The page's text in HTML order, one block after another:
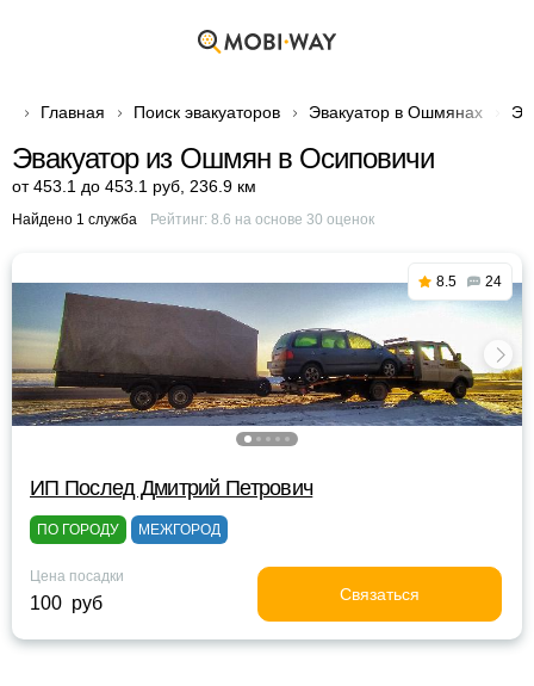
Главная Поиск эвакуаторов Эвакуатор в Ошмянах
Эвакуатор из Ошмян в Осиповичи
от 453.1 до 453.1 руб 236.9 км
Найдено 1 служба Рейтинг: 8.6 на основе 30 оценок
8.5 24
ИП Послед Дмитрий Петрович
ПО ГОРОДУ МЕЖГОРОД
Цена посадки
100 руб Связаться